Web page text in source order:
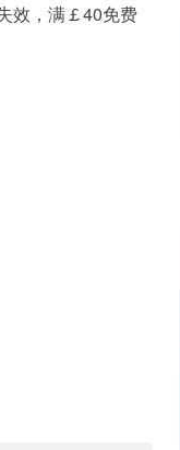
效，满￡40免费